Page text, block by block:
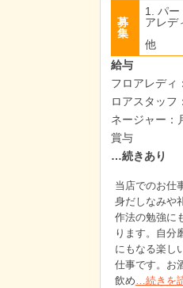
募
集
1. パー
アレデ
他
給与
フロアレデ
ロアスタッ
ネージャー
賞与
…続きあり
当店でのお仕
身だしなみや
作法の勉強に
ります。自分
にもなる楽し
仕事です。お
飲め …続きを